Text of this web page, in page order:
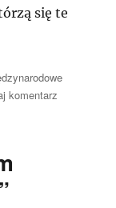
się te
komentarz